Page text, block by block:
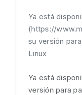
Ya está
(https://
su versión
Linux
Ya está
versión para